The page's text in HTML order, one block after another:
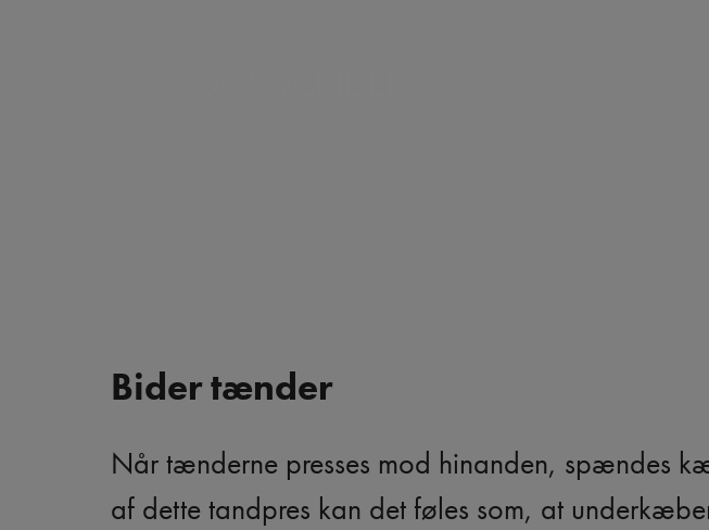
Bider tænder
Når tænderne presses mod hinanden, spændes
af dette tandpres kan det føles som, at